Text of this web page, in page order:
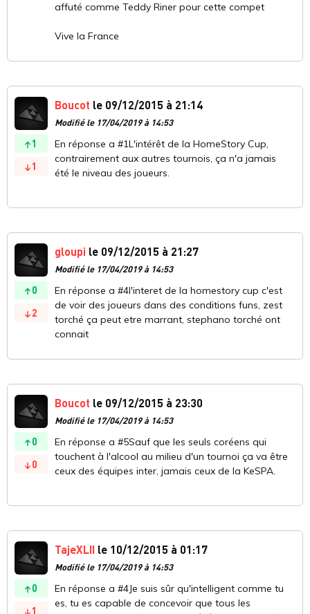
affuté comme Teddy Riner pour cette compet
Vive la France
1
1
Boucot le 09/12/2015 à 21:14
Modifié le 17/04/2019 à 14:53
En réponse a #1L'intérêt de la HomeStory Cup,
contrairement aux autres tournois, ça n'a jamais
été le niveau des joueurs.
0
2
gloupi le 09/12/2015 à 21:27
Modifié le 17/04/2019 à 14:53
En réponse a #4l'interet de la homestory cup c'est
de voir des joueurs dans des conditions funs, zest
torché ça peut etre marrant, stephano torché ont
connait
0
0
Boucot le 09/12/2015 à 23:30
Modifié le 17/04/2019 à 14:53
En réponse a #5Sauf que les seuls coréens qui
touchent à l'alcool au milieu d'un tournoi ça va être
ceux des équipes inter, jamais ceux de la KeSPA.
0
1
TajeXLII le 10/12/2015 à 01:17
Modifié le 17/04/2019 à 14:53
En réponse a #4Je suis sûr qu'intelligent comme tu
es, tu es capable de concevoir que tous les